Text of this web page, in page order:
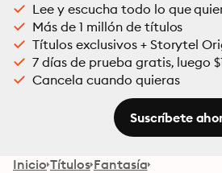
Lee y escucha todo lo que
Más de 1 millón de títulos
Títulos exclusivos + Storytel
7 días de prueba gratis, luego
Cancela cuando quieras
Suscríbete
Inicio Títulos Fantasía